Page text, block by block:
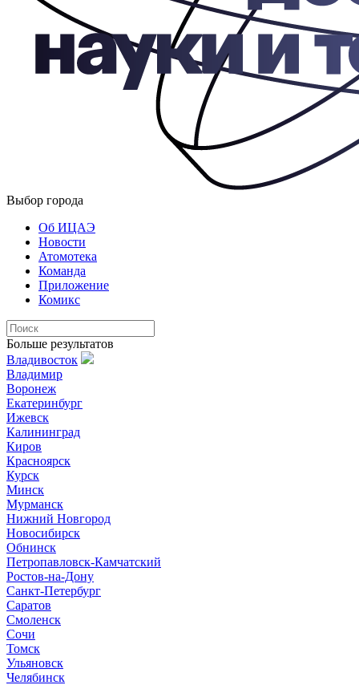
Выбор города
Об ИЦАЭ
Новости
Атомотека
Команда
Приложение
Комикс
Больше результатов
Владивосток
Владимир
Воронеж
Екатеринбург
Ижевск
Калининград
Киров
Красноярск
Курск
Минск
Мурманск
Нижний Новгород
Новосибирск
Обнинск
Петропавловск-Камчатский
Ростов-на-Дону
Санкт-Петербург
Саратов
Смоленск
Сочи
Томск
Ульяновск
Челябинск